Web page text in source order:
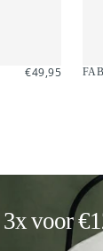
€49,95
REGULIERE
€49,95
3x voor